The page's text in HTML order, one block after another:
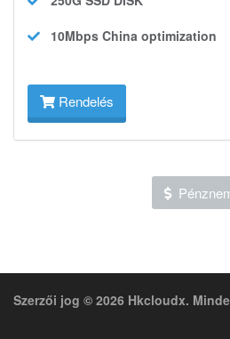
10Mbps China optimization
Rendelés
Szerzői jog © 2026 Hkcloudx.